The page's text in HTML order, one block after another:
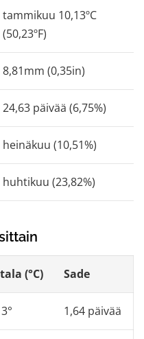
tammikuu 10,13ºC
(50,23ºF)
8,81mm (0,35in)
24,63 päivää (6,75%)
heinäkuu (10,51%)
huhtikuu (23,82%)
(°C) Sade
1,64 päivää